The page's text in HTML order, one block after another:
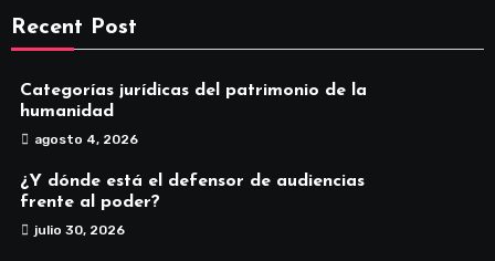
Recent Post
Categorías jurídicas del patrimonio de la
humanidad
agosto 4, 2026
¿Y dónde está el defensor de audiencias
frente al poder?
julio 30, 2026